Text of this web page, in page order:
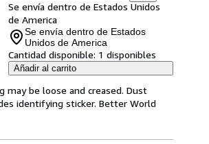
Se envía dentro de Estados Unidos
de America
Se envía dentro de Estados
Unidos de America
Cantidad disponible: 1 disponibles
Añadir al carrito
may be loose and creased. Dust
identifying sticker. Better World